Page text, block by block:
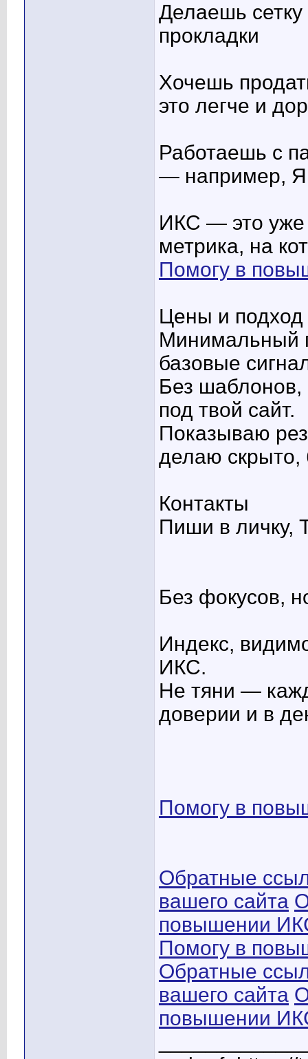
Делаешь
прокладки
Хочешь
это легче и
Работаешь с
— например,
ИКС — это уже
метрика, на
Помогу в
Цены и подход
Минимальный
базовые
Без шаблонов,
под твой сайт.
Показываю
делаю
Контакты
Пиши в личку,
Без фокусов,
Индекс,
ИКС.
Не тяни —
доверии и в
Помогу в
Обратные
вашего сайта
повышении
Помогу в
Обратные
вашего сайта
повышении